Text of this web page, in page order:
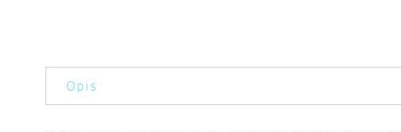
Opis